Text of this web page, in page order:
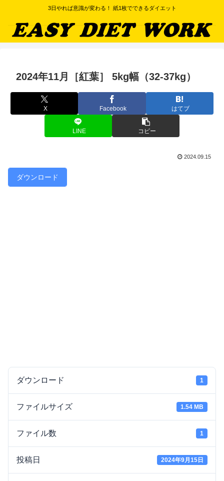
3日やれば意識が変わる！ 紙1枚でできるダイエット
2024年11月［紅葉］ 5kg幅（32-37kg）
X Facebook はてブ
LINE コピー
2024.09.15
ダウンロード
ダウンロード 1
ファイルサイズ 1.54 MB
ファイル数 1
投稿日 2024年9月15日